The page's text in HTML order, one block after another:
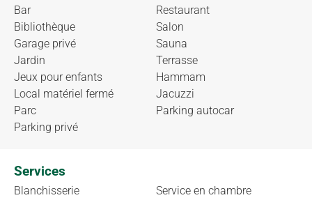
Bar
Bibliothèque
Garage privé
Jardin
Jeux pour enfants
Local matériel fermé
Parc
Parking privé
Restaurant
Salon
Sauna
Terrasse
Hammam
Jacuzzi
Parking autocar
Services
Blanchisserie Service en chambre